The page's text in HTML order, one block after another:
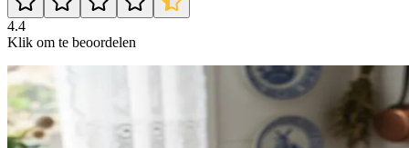
4.4
Klik om te beoordelen